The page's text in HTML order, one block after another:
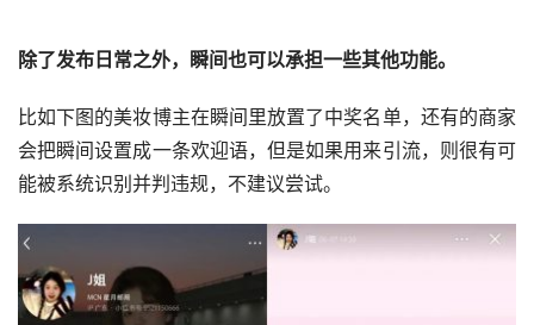
除了发布日常之外，瞬间也可以承担一些其他功能。
比如下图的美妆博主在瞬间里放置了中奖名单，还有的商家
会把瞬间设置成一条欢迎语，但是如果用来引流，则很有可
能被系统识别并判违规，不建议尝试。